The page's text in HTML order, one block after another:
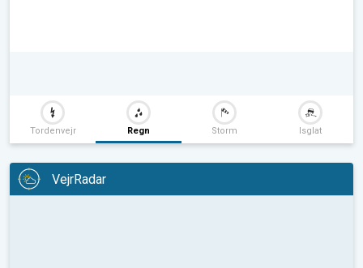
Tordenvejr Regn Storm Isglat
VejrRadar